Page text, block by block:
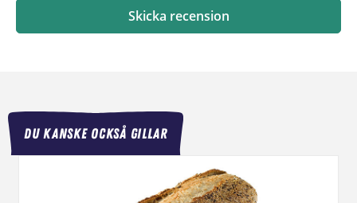
Skicka recension
DU KANSKE OCKSÅ GILLAR